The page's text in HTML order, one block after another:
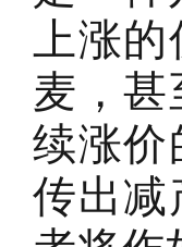
上涨
麦，
续涨
传出